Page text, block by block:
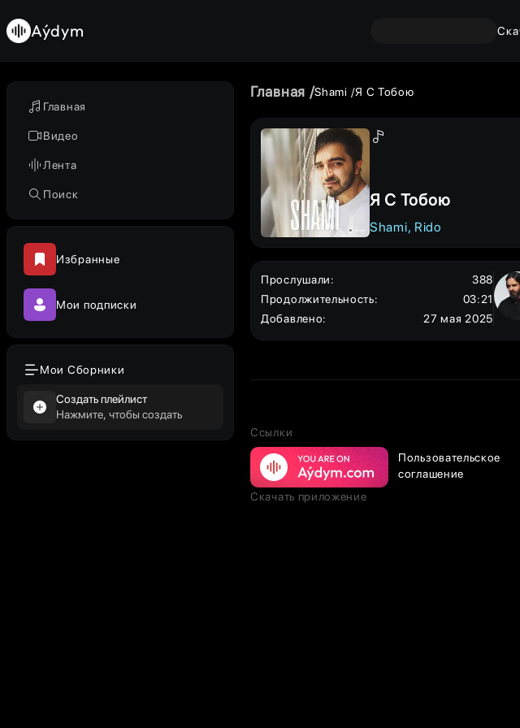
Главная
Видео
Лента
Поиск
Избранные
Мои подписки
Мои Сборники
Создать плейлист
Нажмите, чтобы создать
Aýdym
Главная Shami Я С Тобою
Я С Тобою
Shami Rido
Прослушали:
388
Продолжительность:
03:21
Добавлено: 27 мая 2025
Ссылки
Пользовательское
соглашение
Скачать приложение